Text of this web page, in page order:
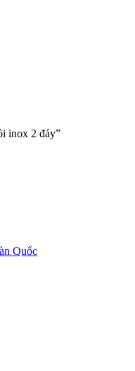
inox 2 đáy”
Quốc